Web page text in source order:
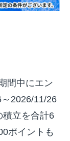
間中にエン
2026/11/26
積立を合計6
ポイントも